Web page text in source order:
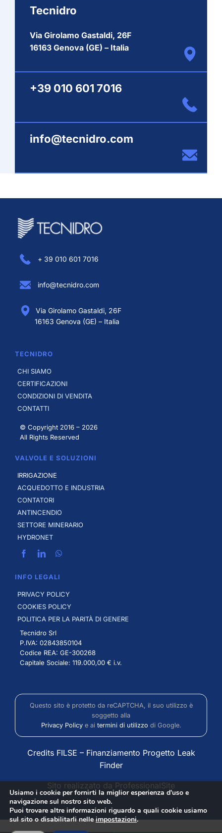
Tecnidro
Via Girolamo Gastaldi, 26F
16163 Genova (GE) – Italia
+39 010 601 7016
info@tecnidro.com
+ 39 010 601 7016
info@tecnidro.com
Via Girolamo Gastaldi, 26F
16163 Genova (GE) – Italia
TECNIDRO
CHI SIAMO
CERTIFICAZIONI
CONDIZIONI DI VENDITA
CONTATTI
© Copyright 2016 – 2026
All Rights Reserved
VALVOLE E SOLUZIONI
IRRIGAZIONE
ACQUEDOTTO E INDUSTRIA
CONTATORI
ANTINCENDIO
SETTORE MINERARIO
HYDRONET
INFO LEGALI
PRIVACY POLICY
COOKIES POLICY
POLITICA PER LA PARITÀ DI GENERE
Tecnidro Srl
P.IVA: 02843850104
Codice REA: GE-300268
Capitale Sociale: 119.000,00 € i.v.
Questo sito è protetto da reCAPTCHA, il suo utilizzo è
soggetto alla
Privacy Policye ai termini di utilizzo di Google.
Credits FILSE – Finanziamento Progetto Leak
Finder
Sito realizzato da ProfessionalSite
Usiamo i cookie per fornirti la miglior esperienza d'uso e
navigazione sul nostro sito web.
Puoi trovare altre informazioni riguardo a quali cookie usiamo
sul sito o disabilitarli nelleimpostazioni.